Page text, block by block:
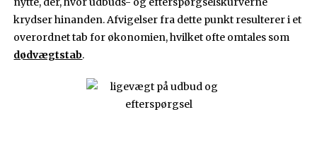
krydser hinanden. Afvigelser fra dette punkt resulterer i et
overordnet tab for økonomien, hvilket ofte omtales som
dødvægtstab.